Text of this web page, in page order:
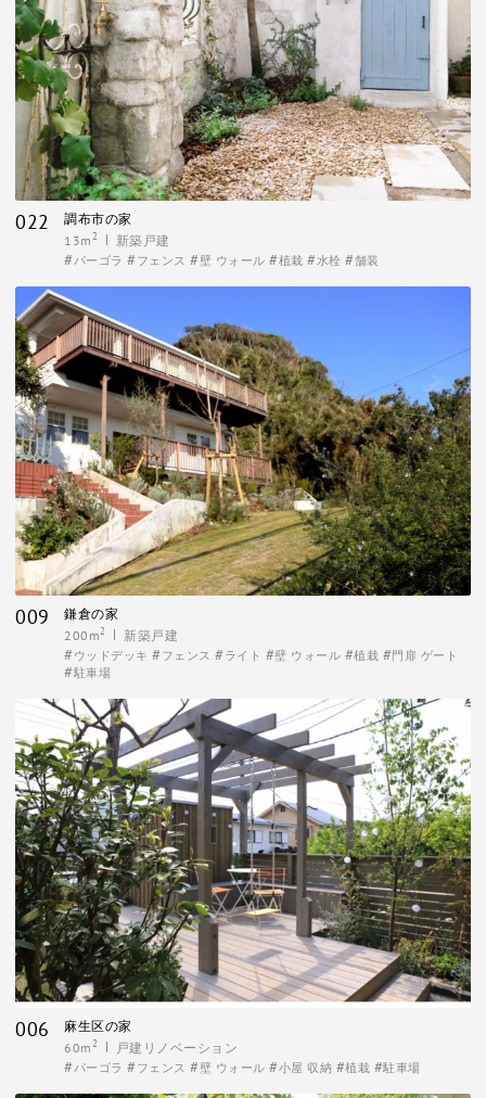
022
調布市の家
13m2 新築戸建
パーゴラ フェンス 壁 ウォール 植栽 水栓 舗装
009
鎌倉の家
200m2 新築戸建
ウッドデッキ フェンス ライト 壁 ウォール 植栽
門扉 ゲート
駐車場
006
麻生区の家
60m 2 戸建リノベーション
パーゴラ フェンス 壁 ウォール 小屋 収納 植栽 駐車場